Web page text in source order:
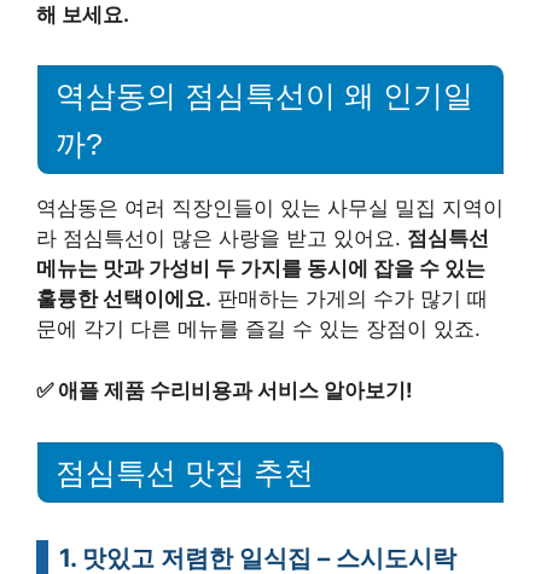
해 보세요.
역삼동의 점심특선이 왜 인기일
까?
역삼동은 여러 직장인들이 있는 사무실 밀집 지역이
라 점심특선이 많은 사랑을 받고 있어요. 점심특선
메뉴는 맛과 가성비 두 가지를 동시에 잡을 수 있는
훌륭한 선택이에요. 판매하는 가게의 수가 많기 때
문에 각기 다른 메뉴를 즐길 수 있는 장점이 있죠.
✅ 애플 제품 수리비용과 서비스 알아보기!
점심특선 맛집 추천
1. 맛있고 저렴한 일식집 – 스시도시락